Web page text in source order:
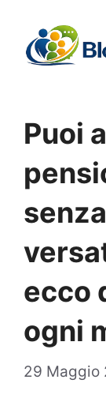
contenuto
Puoi
ecco
ogni
29 Maggio